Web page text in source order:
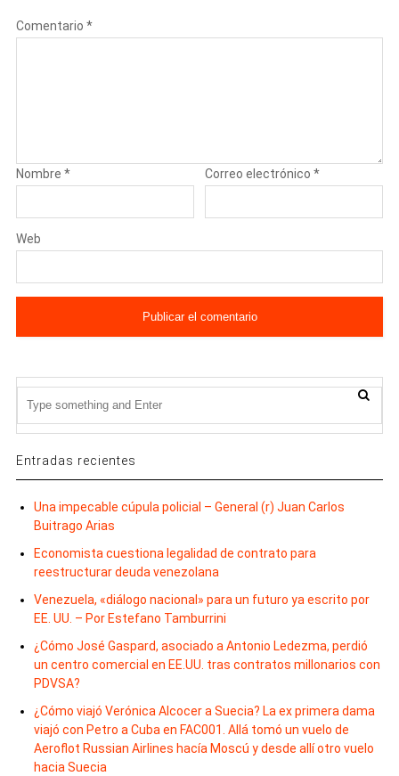
Comentario *
Nombre * Correo electrónico*
Web
Entradas recientes
Una impecable cúpula policial – General (r) Juan Carlos
Buitrago Arias
Economista cuestiona legalidad de contrato para
reestructurar deuda venezolana
Venezuela, «diálogo nacional» para un futuro ya escrito por
EE. UU. – Por Estefano Tamburrini
¿Cómo José Gaspard, asociado a Antonio Ledezma, perdió
un centro comercial en EE.UU. tras contratos millonarios con
PDVSA?
¿Cómo viajó Verónica Alcocer a Suecia? La ex primera dama
viajó con Petro a Cuba en FAC001. Allá tomó un vuelo de
Aeroflot Russian Airlines hacía Moscú y desde allí otro vuelo
hacia Suecia